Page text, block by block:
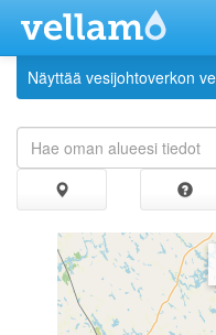
Näyttää vesijohtoverkon